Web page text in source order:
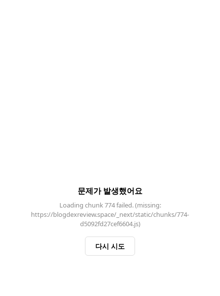
문제가 발생했어요
Loading chunk 774 failed. (missing:
https://blogdexreview.space/_next/static/chunks/774-
d5092fd27cef6604.js)
다시 시도